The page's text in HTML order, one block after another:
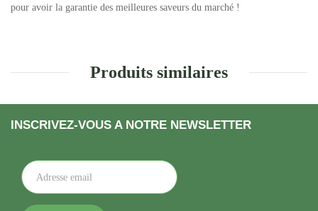
pour avoir la garantie des meilleures saveurs du marché !
Produits similaires
INSCRIVEZ-VOUS A NOTRE NEWSLETTER